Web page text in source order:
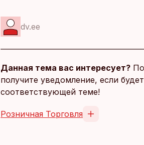
dv.ee
Данная тема вас интересует?
получите уведомление, если
соответствующей теме!
Розничная Торговля